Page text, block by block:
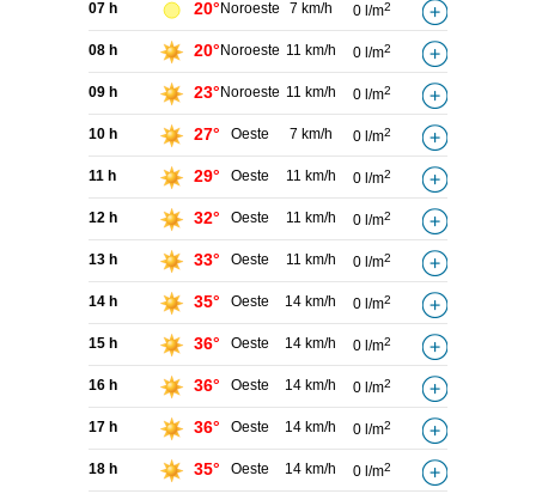
07 h 20° Noroeste 7 km/h 0 l/m2
08 h 20° Noroeste 11 km/h 0 l/m2
09 h 23° Noroeste 11 km/h 0 l/m2
10 h 27° Oeste 7 km/h 0 l/m2
11 h 29° Oeste 11 km/h 0 l/m2
12 h 32° Oeste 11 km/h 0 l/m2
13 h 33° Oeste 11 km/h 0 l/m2
14 h 35° Oeste 14 km/h 0 l/m2
15 h 36° Oeste 14 km/h 0 l/m2
16 h 36° Oeste 14 km/h 0 l/m2
17 h 36° Oeste 14 km/h 0 l/m2
18 h 35° Oeste 14 km/h 0 l/m2